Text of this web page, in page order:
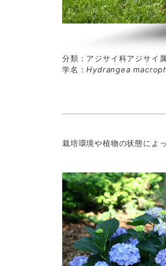
分類：アジサイ科アジサイ属
学名：Hydrangea
栽培環境や植物の状態によ